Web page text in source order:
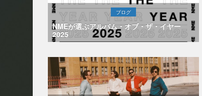
ブログ
NMEが選ぶアルバム・オブ・ザ・イヤー
2025